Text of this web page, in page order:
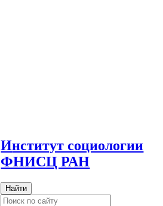
Институт социологии
ФНИСЦ РАН
Найти